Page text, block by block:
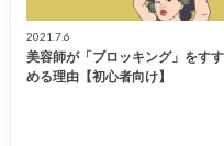
2021.7.6
美容師が「ブロッキング」をすす
める理由【初心者向け】